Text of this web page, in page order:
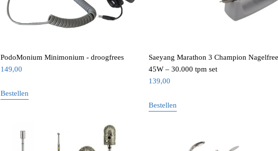
PodoMonium Minimonium - droogfrees
149,00
Bestellen
Saeyang Marathon 3 Champion
45W – 30.000 tpm set
139,00
Bestellen